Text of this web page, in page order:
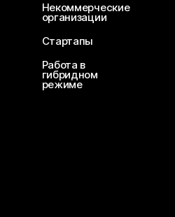
Некоммерческие
организации
Стартапы
Работа в
гибридном
режиме